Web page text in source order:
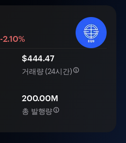
-2.10%
$444.47
거래량 (24시간)
200.00M
총 발행량